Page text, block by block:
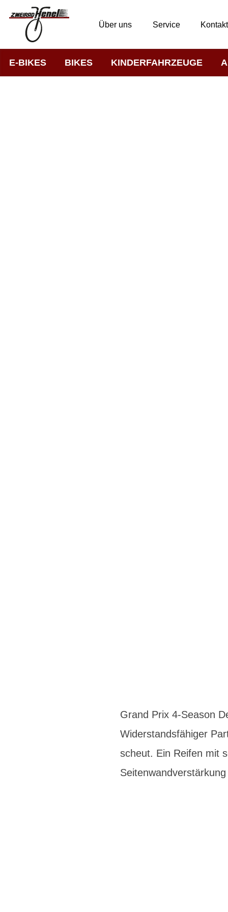
Über uns Service Kontakt
E-BIKES BIKES KINDERFAHRZEUGE
Grand Prix 4-Season
Widerstandsfähiger
scheut. Ein Reifen mit
Seitenwandverstärkung